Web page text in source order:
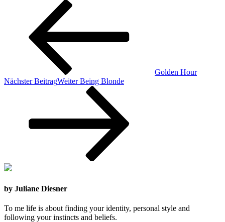
Golden Hour
Nächster BeitragWeiter Being Blonde
by Juliane Diesner
To me life is about finding your identity, personal style and
following your instincts and beliefs.